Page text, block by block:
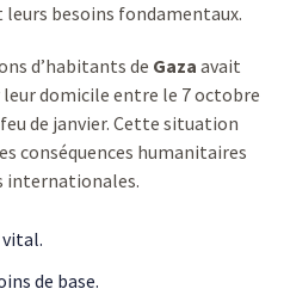
besoins fondamentaux.
d’habitants de Gaza avait
domicile entre le 7 octobre
de janvier. Cette situation
conséquences humanitaires
internationales.
vital.
de base.